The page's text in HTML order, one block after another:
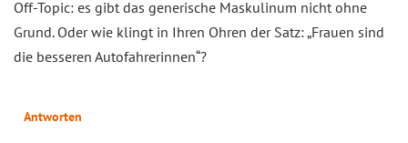
Off-Topic: es gibt das generische Maskulinum nicht ohne
Grund. Oder wie klingt in Ihren Ohren der Satz: „Frauen sind
die besseren Autofahrerinnen“?
Antworten